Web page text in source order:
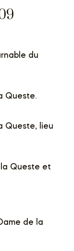
du
Queste.
Queste, lieu
Queste et
de la